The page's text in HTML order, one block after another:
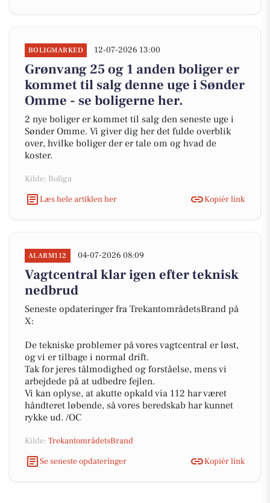
BOLIGMARKED 12-07-2026 13:00
Grønvang 25 og 1 anden boliger er
kommet til salg denne uge i Sønder
Omme - se boligerne her.
2 nye boliger er kommet til salg den seneste uge i
Sønder Omme. Vi giver dig her det fulde overblik
over, hvilke boliger der er tale om og hvad de
koster.
Kilde: Boliga
Læs hele artiklen her
Kopiér link
ALARM112 04-07-2026 08:09
Vagtcentral klar igen efter teknisk
nedbrud
Seneste opdateringer fra TrekantområdetsBrand på
X:
De tekniske problemer på vores vagtcentral er løst,
og vi er tilbage i normal drift.
Tak for jeres tålmodighed og forståelse, mens vi
arbejdede på at udbedre fejlen.
Vi kan oplyse, at akutte opkald via 112 har været
håndteret løbende, så vores beredskab har kunnet
rykke ud. /OC
Kilde: TrekantområdetsBrand
Se seneste opdateringer
Kopiér link